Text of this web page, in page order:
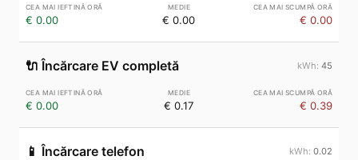
€ 0.00 € 0.00 € 0.00
🔌 Încărcare EV completă 45
€ 0.00 € 0.17 € 0.39
📱 Încărcare telefon 0.02